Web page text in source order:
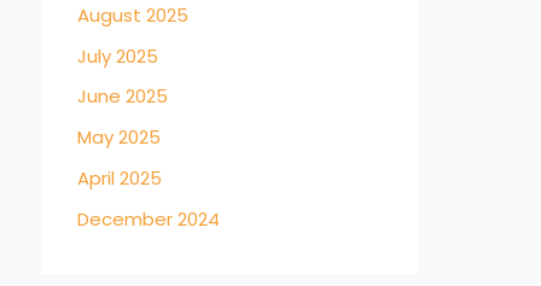
August 2025
July 2025
June 2025
May 2025
April 2025
December 2024